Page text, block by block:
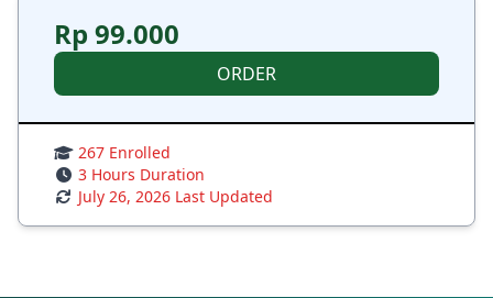
Rp 99.000
ORDER
267 Enrolled
3 Hours Duration
July 26, 2026 Last Updated